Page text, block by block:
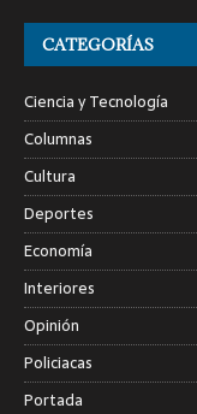
CATEGORÍAS
Ciencia y Tecnología
Columnas
Cultura
Deportes
Economía
Interiores
Opinión
Policiacas
Portada